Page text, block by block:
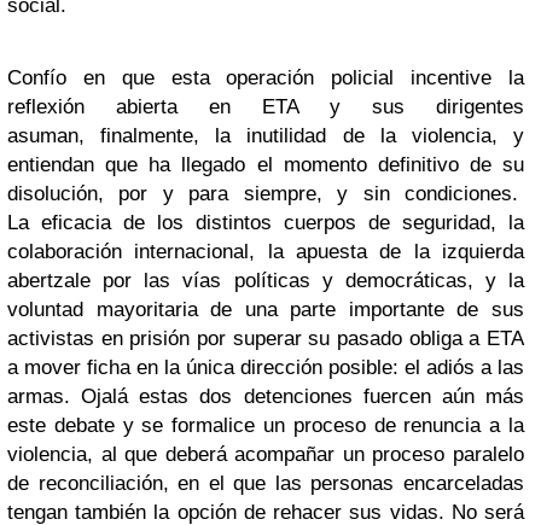
social.
Confío en que esta operación policial incentive la
reflexión abierta en ETA y sus dirigentes
asuman, finalmente, la inutilidad de la violencia, y
entiendan que ha llegado el momento definitivo de su
disolución, por y para siempre, y sin condiciones.
La eficacia de los distintos cuerpos de seguridad, la
colaboración internacional, la apuesta de la izquierda
abertzale por las vías políticas y democráticas, y la
voluntad mayoritaria de una parte importante de sus
activistas en prisión por superar su pasado obliga a ETA
a mover ficha en la única dirección posible: el adiós a las
armas. Ojalá estas dos detenciones fuercen aún más
este debate y se formalice un proceso de renuncia a la
violencia, al que deberá acompañar un proceso paralelo
de reconciliación, en el que las personas encarceladas
tengan también la opción de rehacer sus vidas. No será